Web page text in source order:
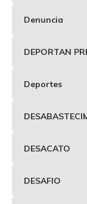
Denuncia
DEPORTAN
Deportes
DESACATO
DESAFIO